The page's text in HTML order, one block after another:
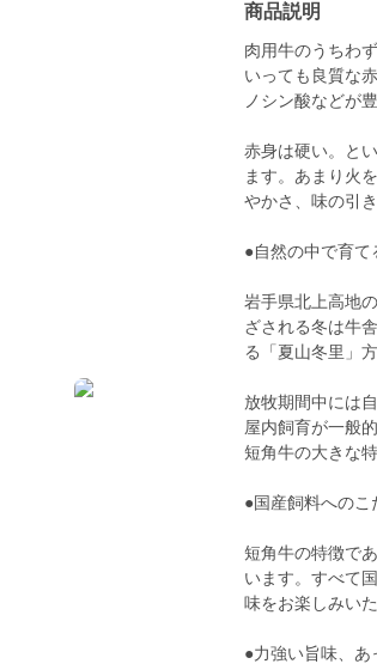
商品説明
肉用牛のうちわ
いっても良質な
ノシン酸などが
赤身は硬い。と
ます。あまり火
やかさ、味の引
●自然の中で育
岩手県北上高地
ざされる冬は牛
る「夏山冬里」方
放牧期間中には
屋内飼育が一般
短角牛の大きな特
●国産飼料へのこ
短角牛の特徴で
います。すべて
味をお楽しみいた
●力強い旨味、